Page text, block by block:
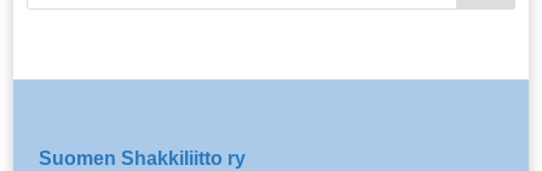
Suomen Shakkiliitto ry